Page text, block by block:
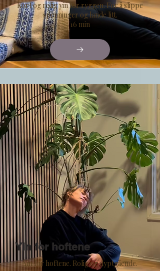
Kort og rolig yin for ryggen. For å slippe
spenninger og lande litt.
16 min
Yin for hoftene
Yin for hoftene. Rolig og dyptgående.